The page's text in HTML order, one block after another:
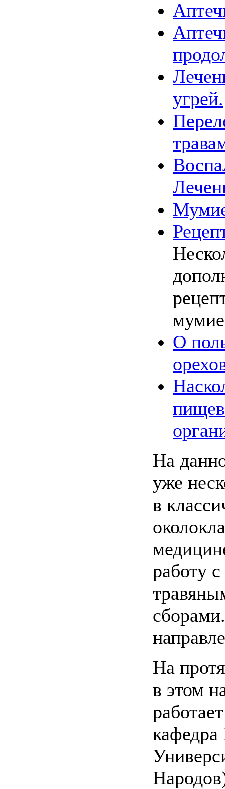
угрей.
О
На
уже
в
работу
На
в этом